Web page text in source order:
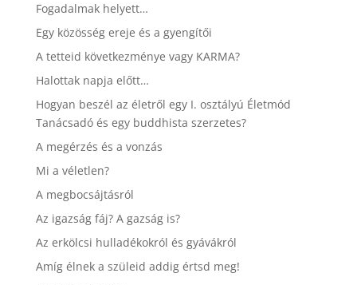
Fogadalmak helyett…
Egy közösség ereje és a gyengítői
A tetteid következménye vagy KARMA?
Halottak napja előtt…
Hogyan beszél az életről egy I. osztályú Életmód
Tanácsadó és egy buddhista szerzetes?
A megérzés és a vonzás
Mi a véletlen?
A megbocsájtásról
Az igazság fáj? A gazság is?
Az erkölcsi hulladékokról és gyávákról
Amíg élnek a szüleid addig értsd meg!